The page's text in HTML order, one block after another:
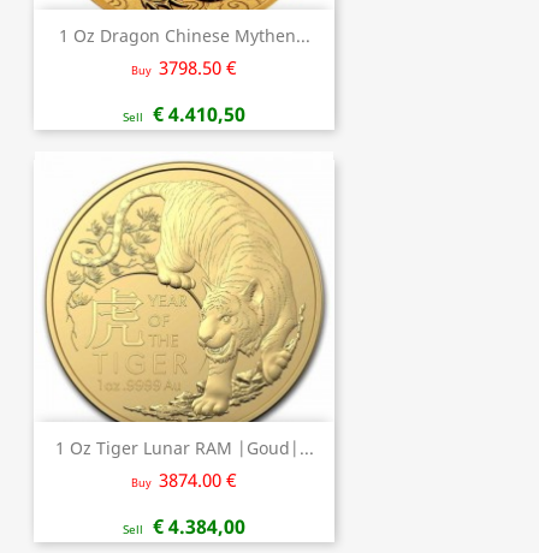
1 Oz Dragon Chinese Mythen...
Buy 3798.50 €
Sell € 4.410,50
1 Oz Tiger Lunar RAM |Goud|...
Buy 3874.00 €
Sell € 4.384,00